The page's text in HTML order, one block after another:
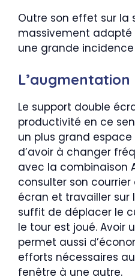
Outre son effet sur la
massivement adapté
une grande
Le support double
productivité en ce
un plus grand
d’avoir à changer
avec la combinaison
consulter son
écran et travailler sur
suffit de déplacer le
le tour est joué. Avoir
permet aussi
efforts nécessaires
fenêtre à une autre.